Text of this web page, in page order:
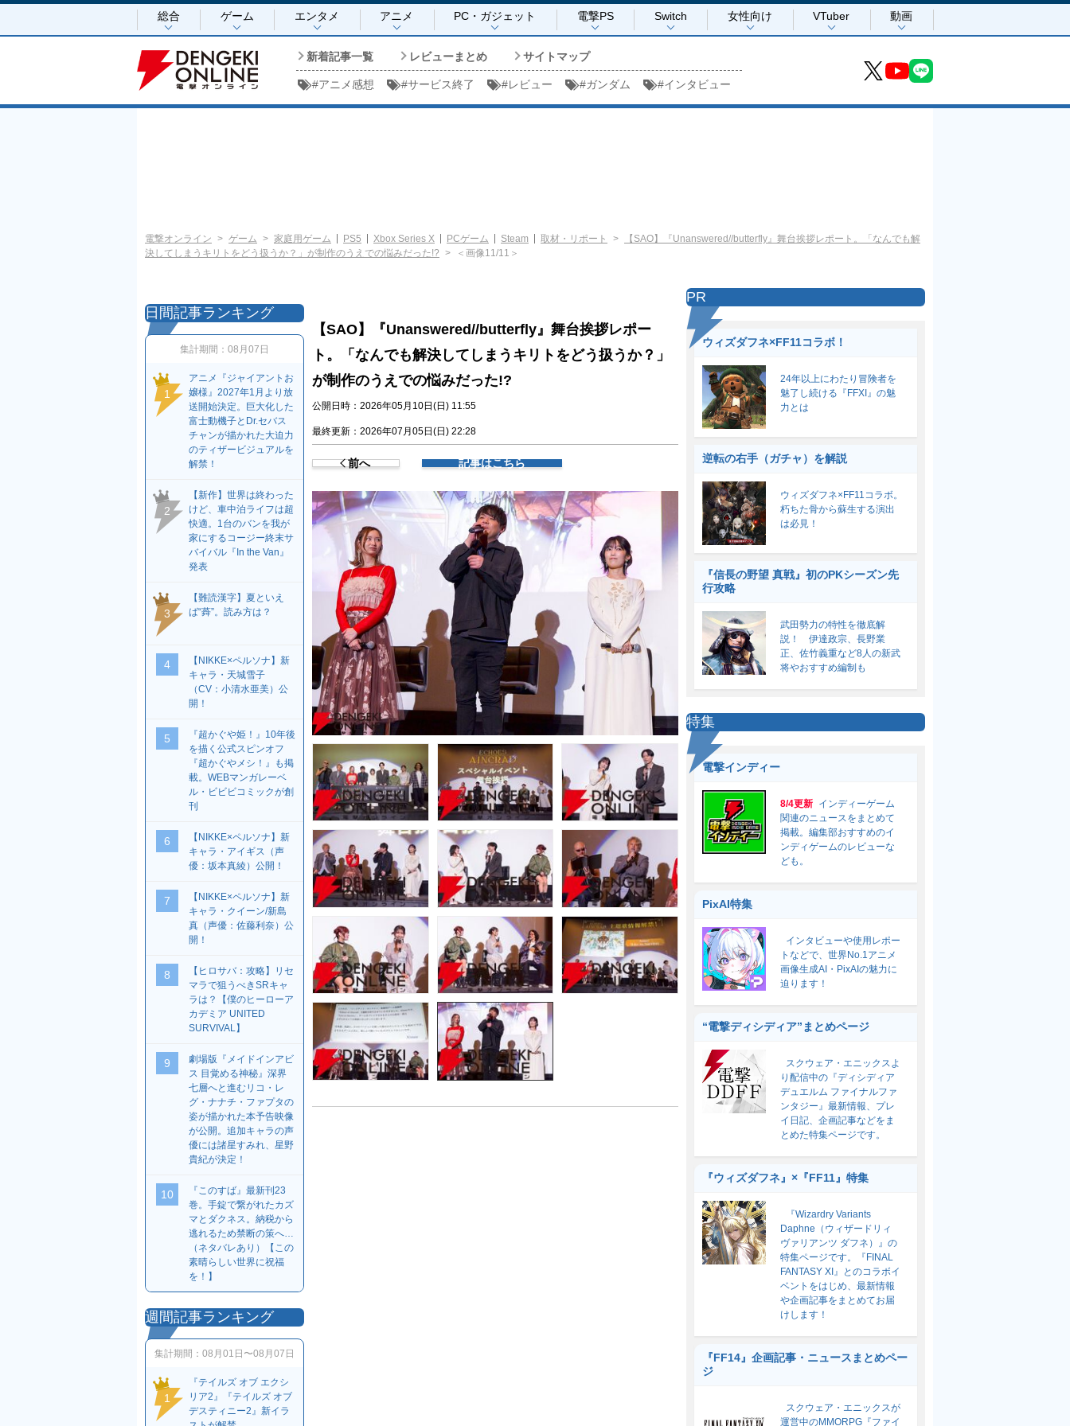
総合 ゲーム エンタメ アニメ PC・ガジェット 電撃PS Switch 女性向け VTuber 動画
新着記事一覧 レビューまとめ サイトマップ
#アニメ感想 #サービス終了 #レビュー #ガンダム #インタビュー
電撃オンライン ゲーム 家庭用ゲーム PS5 Xbox Series X PCゲーム Steam 取材・リポート
【SAO】『Unanswered//butterfly』舞台挨拶レポート。「なんでも解
決してしまうキリトをどう扱うか？」が制作のうえでの悩みだった!?
＜画像11/11＞
【SAO】『Unanswered//butterfly』舞台挨拶レポー
ト。「なんでも解決してしまうキリトをどう扱うか？」
が制作のうえでの悩みだった!?
公開日時：2026年05月10日(日) 11:55
最終更新：2026年07月05日(日) 22:28
前へ 記事はこちら
日間記事ランキング
集計期間： 08月07日
1
アニメ『ジャイアントお
嬢様』2027年1月より放
送開始決定。巨大化した
富士動機子とDr.セバス
チャンが描かれた大迫力
のティザービジュアルを
解禁！
2
【新作】世界は終わった
けど、車中泊ライフは超
快適。1台のバンを我が
家にするコージー終末サ
バイバル『In the Van』
発表
3
【難読漢字】夏といえ
ば“蕣”。読み方は？
4
【NIKKE×ペルソナ】新
キャラ・天城雪子
（CV：小清水亜美）公
開！
5
『超かぐや姫！』10年後
を描く公式スピンオフ
『超かぐやメシ！』も掲
載。WEBマンガレーベ
ル・ビビビコミックが創
刊
6
【NIKKE×ペルソナ】新
キャラ・アイギス（声
優：坂本真綾）公開！
7
【NIKKE×ペルソナ】新
キャラ・クイーン/新島
真（声優：佐藤利奈）公
開！
8
【ヒロサバ：攻略】リセ
マラで狙うべきSRキャ
ラは？【僕のヒーローア
カデミア UNITED
SURVIVAL】
9
劇場版『メイドインアビ
ス 目覚める神秘』深界
七層へと進むリコ・レ
グ・ナナチ・ファプタの
姿が描かれた本予告映像
が公開。追加キャラの声
優には諸星すみれ、星野
貴紀が決定！
10
『このすば』最新刊23
巻。手錠で繋がれたカズ
マとダクネス。納税から
逃れるため禁断の策へ…
（ネタバレあり）【この
素晴らしい世界に祝福
を！】
週間記事ランキング
集計期間： 08月01日〜08月07日
1
『テイルズ オブ エクシ
リア2』『テイルズ オブ
デスティニー2』新イラ
PR
ウィズダフネ×FF11コラボ！
24年以上にわたり冒険者を
魅了し続ける『FFXI』の魅
力とは
逆転の右手（ガチャ）を解説
ウィズダフネ×FF11コラボ。
朽ちた骨から蘇生する演出
は必見！
『信長の野望 真戦』初のPKシーズン先
行攻略
武田勢力の特性を徹底解
説！ 伊達政宗、長野業
正、佐竹義重など8人の新武
将やおすすめ編制も
特集
電撃インディー
8/4更新 インディーゲーム
関連のニュースをまとめて
掲載。編集部おすすめのイ
ンディゲームのレビューな
ども。
PixAI特集
インタビューや使用レポー
トなどで、世界No.1アニメ
画像生成AI・PixAIの魅力に
迫ります！
“電撃ディシディア”まとめページ
スクウェア・エニックスよ
り配信中の『ディシディア
デュエルム ファイナルファ
ンタジー』最新情報、プレ
イ日記、企画記事などをま
とめた特集ページです。
『ウィズダフネ』×『FF11』特集
『Wizardry Variants
Daphne（ウィザードリィ
ヴァリアンツ ダフネ）』の
特集ページです。『FINAL
FANTASY XI』とのコラボイ
ベントをはじめ、最新情報
や企画記事をまとめてお届
けします！
『FF14』企画記事・ニュースまとめペー
ジ
スクウェア・エニックスが
運営中のMMORPG『ファイ